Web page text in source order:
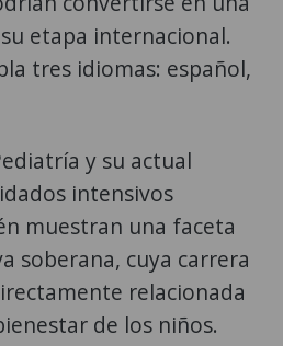
etapa internacional.
tres idiomas: español,
y su actual
intensivos
muestran una faceta
soberana, cuya carrera
relacionada
de los niños.